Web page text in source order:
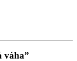
váha”